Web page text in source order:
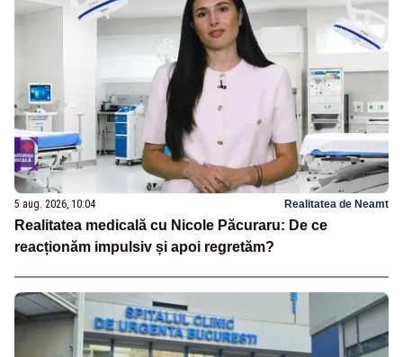
5 aug. 2026, 10:04 Realitatea de Neamt
Realitatea medicală cu Nicole Păcuraru: De ce
reacționăm impulsiv și apoi regretăm?